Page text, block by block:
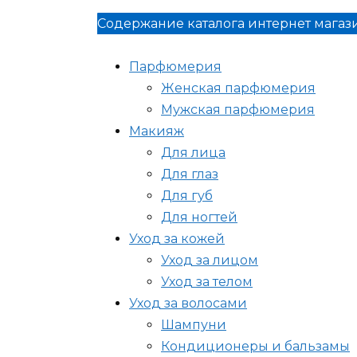
Содержание каталога интернет
Парфюмерия
Женская парфюмерия
Мужская парфюмерия
Макияж
Для лица
Для глаз
Для губ
Для ногтей
Уход за кожей
Уход за лицом
Уход за телом
Уход за волосами
Шампуни
Кондиционеры и бальзамы